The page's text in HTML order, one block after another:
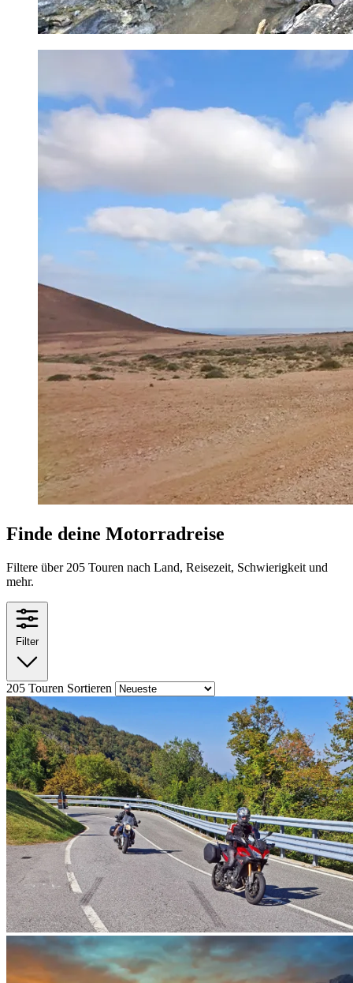
Finde deine Motorradreise
Filtere über 205 Touren nach Land, Reisezeit, Schwierigkeit und
mehr.
Filter
205 Touren Sortieren